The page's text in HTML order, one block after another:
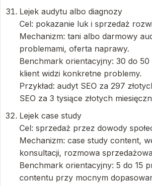
Lejek audytu albo diagnozy
Cel: pokazanie luk i sprzedaż
Mechanizm: tani albo darmowy
problemami, oferta naprawy.
Benchmark orientacyjny: 30 do
klient widzi konkretne problemy.
Przykład: audyt SEO za 297
SEO za 3 tysiące złotych
Lejek case study
Cel: sprzedaż przez dowody
Mechanizm: case study content,
konsultacji, rozmowa
Benchmark orientacyjny: 5 do 15
contentu przy mocnym